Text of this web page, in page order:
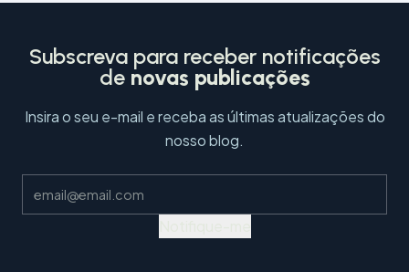
Subscreva para receber notificações
de novas publicações
Insira o seu e-mail e receba as últimas atualizações do
nosso blog.